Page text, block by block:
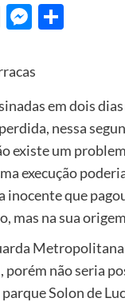
Threads
em dois
nessa
existe um
execução
inocente que
mas na sua
não seria
Solon de